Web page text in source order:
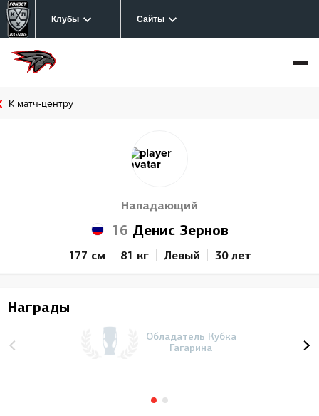
Клубы Сайты
К матч-центру
Нападающий
16 Денис Зернов
177 см 81 кг Левый 30 лет
Награды
Обладатель Кубка
Гагарина